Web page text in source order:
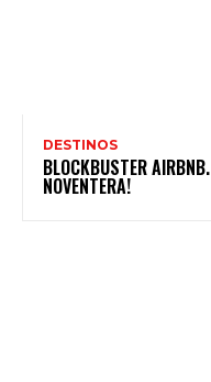
DESTINOS
BLOCKBUSTER
NOVENTERA!